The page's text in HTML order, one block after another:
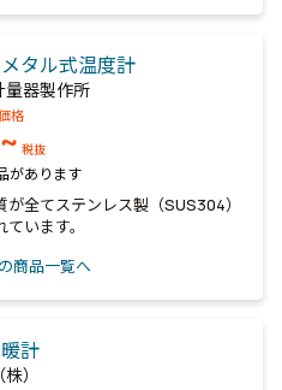
タル式温度計
量器製作所
格
税抜
があります
全てステンレス製（SUS304）
います。
商品一覧へ
計
）